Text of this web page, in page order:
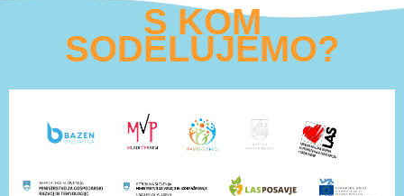
S KOM
SODELUJEMO?